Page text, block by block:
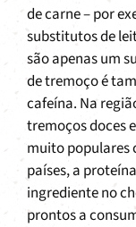
de carne – por
substitutos de
são apenas um
de tremoço é
cafeína. Na
tremoços doces
muito populares
países, a
ingrediente no
prontos a